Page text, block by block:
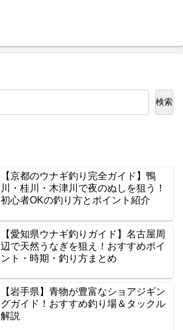
検索
【京都のウナギ釣り完全ガイド】鴨
川・桂川・木津川で夜のぬしを狙う！
初心者OKの釣り方とポイント紹介
【愛知県ウナギ釣りガイド】名古屋周
辺で天然うなぎを狙え！おすすめポイ
ント・時期・釣り方まとめ
【岩手県】青物が豊富なショアジギン
グガイド！おすすめ釣り場＆タックル
解説